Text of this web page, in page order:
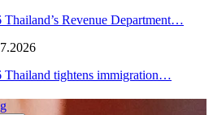
Revenue Department…
Thailand tightens immigration…